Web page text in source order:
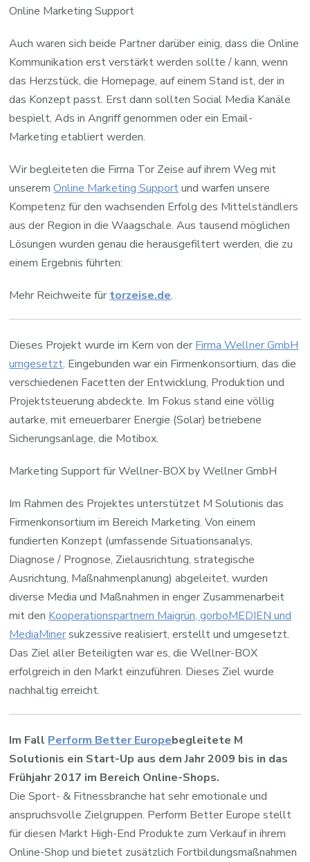
Online Marketing Support
Auch waren sich beide Partner darüber einig, dass die Online
Kommunikation erst verstärkt werden sollte / kann, wenn
das Herzstück, die Homepage, auf einem Stand ist, der in
das Konzept passt. Erst dann sollten Social Media Kanäle
bespielt, Ads in Angriff genommen oder ein Email-
Marketing etabliert werden.
Wir begleiteten die Firma Tor Zeise auf ihrem Weg mit
unseremOnline Marketing Supportund warfen unsere
Kompetenz für den wachsenden Erfolg des Mittelständlers
aus der Region in die Waagschale. Aus tausend möglichen
Lösungen wurden genau die herausgefiltert werden, die zu
einem Ergebnis führten:
Mehr Reichweite für torzeise.de.
Dieses Projekt wurde im Kern von der Firma Wellner GmbH
umgesetzt. Eingebunden war ein Firmenkonsortium, das die
verschiedenen Facetten der Entwicklung, Produktion und
Projektsteuerung abdeckte. Im Fokus stand eine völlig
autarke, mit erneuerbarer Energie (Solar) betriebene
Sicherungsanlage, die Motibox.
Marketing Support für Wellner-BOX by Wellner GmbH
Im Rahmen des Projektes unterstützet M Solutionis das
Firmenkonsortium im Bereich Marketing. Von einem
fundierten Konzept (umfassende Situationsanalys,
Diagnose / Prognose, Zielausrichtung, strategische
Ausrichtung, Maßnahmenplanung) abgeleitet, wurden
diverse Media und Maßnahmen in enger Zusammenarbeit
mit den Kooperationspartnern Maigrün, gorboMEDIEN und
MediaMinersukzessive realisiert, erstellt und umgesetzt.
Das Ziel aller Beteiligten war es, die Wellner-BOX
erfolgreich in den Markt einzuführen. Dieses Ziel wurde
nachhaltig erreicht.
Im Fall Perform Better Europebegleitete M
Solutionis ein Start-Up aus dem Jahr 2009 bis in das
Frühjahr 2017 im Bereich Online-Shops.
Die Sport- & Fitnessbranche hat sehr emotionale und
anspruchsvolle Zielgruppen. Perform Better Europe stellt
für diesen Markt High-End Produkte zum Verkauf in ihrem
Online-Shop und bietet zusätzlich Fortbildungsmaßnahmen